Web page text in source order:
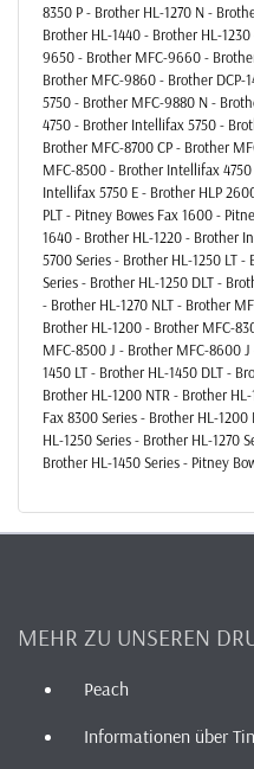
8350 P - Brother HL-1270 N -
Brother HL-1440 - Brother HL-
9650 - Brother MFC-9660 -
Brother MFC-9860 - Brother DCP-
5750 - Brother MFC-9880 N -
4750 - Brother Intellifax 5750 -
Brother MFC-8700 CP - Brother
MFC-8500 - Brother Intellifax
Intellifax 5750 E - Brother HLP
PLT - Pitney Bowes Fax 1600 -
1640 - Brother HL-1220 - Brother
5700 Series - Brother HL-1250 LT
Series - Brother HL-1250 DLT -
- Brother HL-1270 NLT - Brother
Brother HL-1200 - Brother MFC-
MFC-8500 J - Brother MFC-8600
1450 LT - Brother HL-1450 DLT -
Brother HL-1200 NTR - Brother
Fax 8300 Series - Brother HL-
HL-1250 Series - Brother HL-1270
Brother HL-1450 Series - Pitney
MEHR ZU UNSEREN
Peach
Informationen über